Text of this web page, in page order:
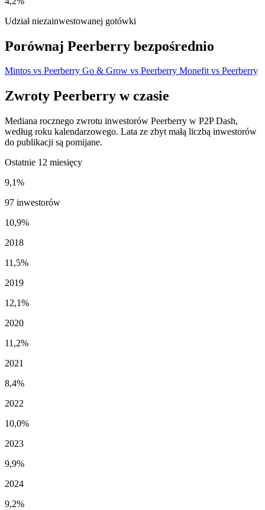
Udział niezainwestowanej gotówki
Porównaj Peerberry bezpośrednio
Mintos vs Peerberry Go & Grow vs Peerberry Monefit vs Peerberry
Zwroty Peerberry w czasie
Mediana rocznego zwrotu inwestorów Peerberry w P2P Dash,
według roku kalendarzowego. Lata ze zbyt małą liczbą inwestorów
do publikacji są pomijane.
Ostatnie 12 miesięcy
9,1%
97 inwestorów
10,9%
2018
11,5%
2019
12,1%
2020
11,2%
2021
8,4%
2022
10,0%
2023
9,9%
2024
9,2%